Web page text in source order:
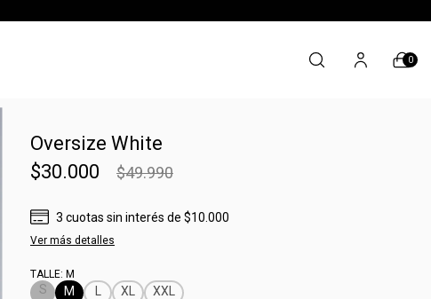
0
Oversize White
$30.000
$49.990
3 cuotas sin interés de $10.000
Ver más detalles
TALLE: M
S M XL XXL